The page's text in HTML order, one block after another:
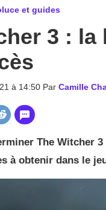
et guides
3 :
à 14:50 Par Camille
The Witcher
à obtenir dans le